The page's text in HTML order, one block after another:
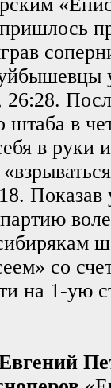
штаба в
в руки
Показав
со
на 1-ую